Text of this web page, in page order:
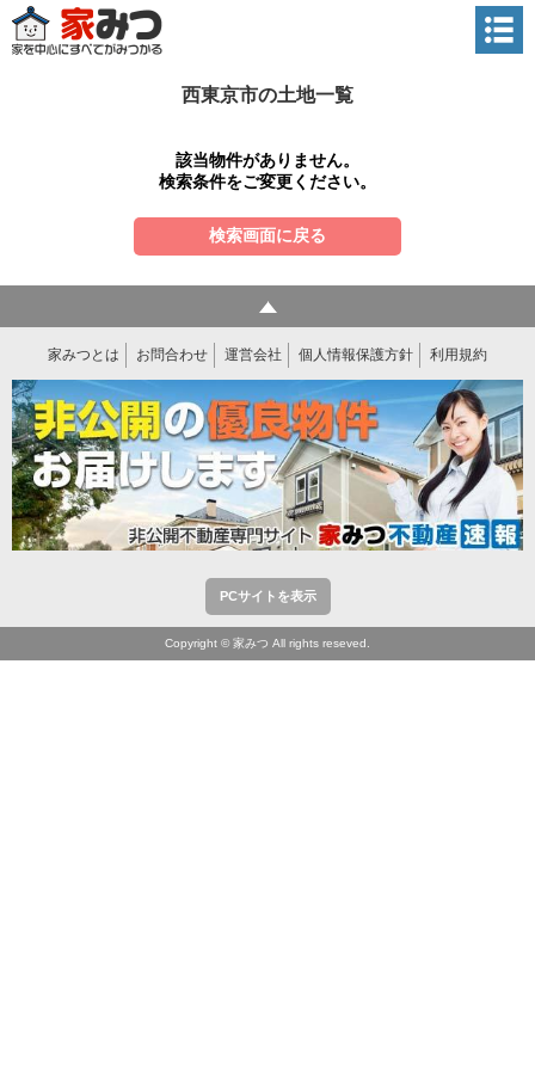
西東京市の土地一覧
該当物件がありません。
検索条件をご変更ください。
検索画面に戻る
家みつとは お問合わせ 運営会社 個人情報保護方針 利用規約
PCサイトを表示
Copyright © 家みつ All rights reseved.